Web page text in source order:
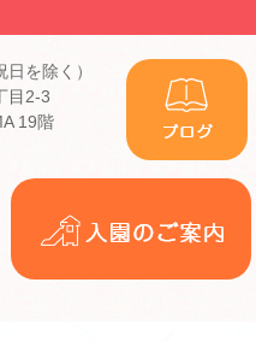
を除く）
目2-3
19階